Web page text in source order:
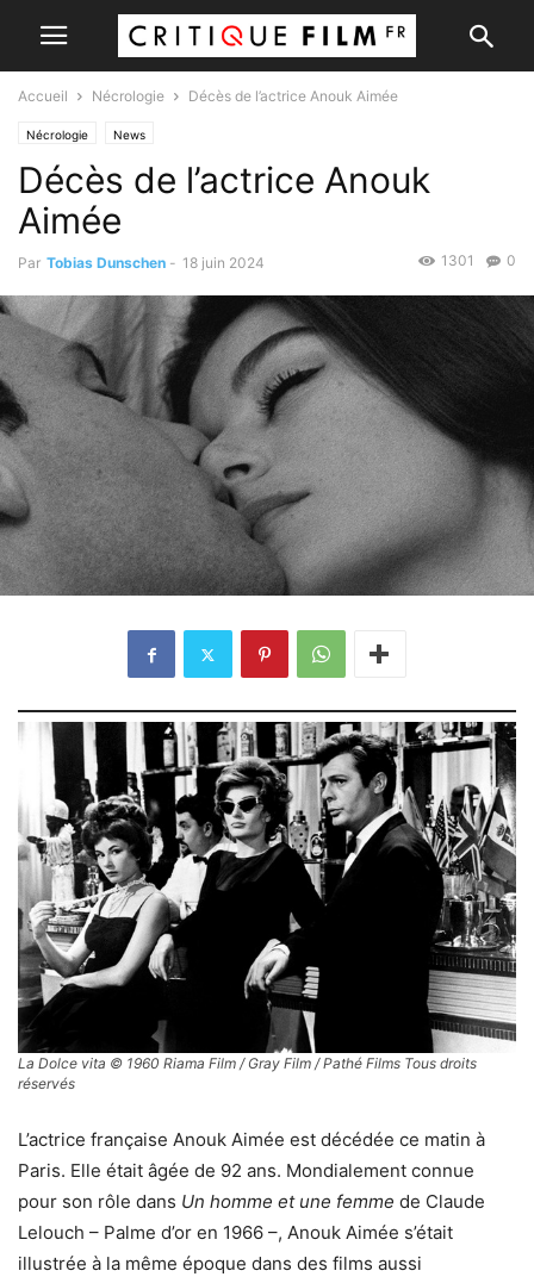
Accueil Nécrologie Décès de l’actrice Anouk Aimée
Nécrologie News
Décès de l’actrice Anouk
Aimée
Par Tobias Dunschen - 18 juin 2024 0
1301
La Dolce vita © 1960 Riama Film / Gray Film / Pathé Films Tous droits
réservés
L’actrice française Anouk Aimée est décédée ce matin à
Paris. Elle était âgée de 92 ans. Mondialement connue
pour son rôle dans Un homme et une femme de Claude
Lelouch – Palme d’or en 1966 –, Anouk Aimée s’était
illustrée à la même époque dans des films aussi